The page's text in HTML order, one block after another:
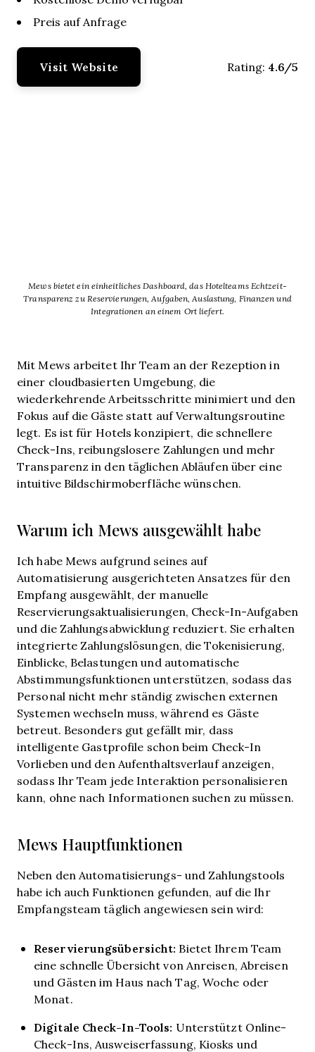
Preis auf Anfrage
Visit Website Rating: 4.6/5
Mews bietet ein einheitliches Dashboard, das Hotelteams Echtzeit-
Transparenz zu Reservierungen, Aufgaben, Auslastung, Finanzen und
Integrationen an einem Ort liefert.
Mit Mews arbeitet Ihr Team an der Rezeption in
einer cloudbasierten Umgebung, die
wiederkehrende Arbeitsschritte minimiert und den
Fokus auf die Gäste statt auf Verwaltungsroutine
legt. Es ist für Hotels konzipiert, die schnellere
Check-Ins, reibungslosere Zahlungen und mehr
Transparenz in den täglichen Abläufen über eine
intuitive Bildschirmoberfläche wünschen.
Warum ich Mews ausgewählt habe
Ich habe Mews aufgrund seines auf
Automatisierung ausgerichteten Ansatzes für den
Empfang ausgewählt, der manuelle
Reservierungsaktualisierungen, Check-In-Aufgaben
und die Zahlungsabwicklung reduziert. Sie erhalten
integrierte Zahlungslösungen, die Tokenisierung,
Einblicke, Belastungen und automatische
Abstimmungsfunktionen unterstützen, sodass das
Personal nicht mehr ständig zwischen externen
Systemen wechseln muss, während es Gäste
betreut. Besonders gut gefällt mir, dass
intelligente Gastprofile schon beim Check-In
Vorlieben und den Aufenthaltsverlauf anzeigen,
sodass Ihr Team jede Interaktion personalisieren
kann, ohne nach Informationen suchen zu müssen.
Mews Hauptfunktionen
Neben den Automatisierungs- und Zahlungstools
habe ich auch Funktionen gefunden, auf die Ihr
Empfangsteam täglich angewiesen sein wird:
Reservierungsübersicht: Bietet Ihrem Team
eine schnelle Übersicht von Anreisen, Abreisen
und Gästen im Haus nach Tag, Woche oder
Monat.
Digitale Check-In-Tools: Unterstützt Online-
Check-Ins, Ausweiserfassung, Kiosks und